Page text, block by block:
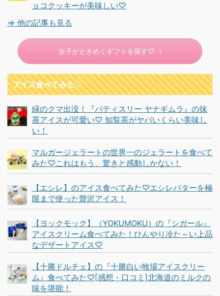
ョコクッキーが美味しい♡
⇒ 他の記事も見る
女子がときめくギフトを探す♡
アイス食べてみた♡
緑のクマ出没！『パティスリー ヤナギムラ』の抹
茶アイスが可愛い♡ 知覧茶がヤバいくらい美味し
い！
マルガージェラートの世界一のジェラートを食べて
みた♡これはもう、驚きと感動しかない！
【エシレ】のアイス食べてみた♡エシレバターを極
限まで使った贅沢アイス！
【ヨックモック】（YOKUMOKU）の『シガール』
アイスクリーム食べてみた！ひんやり冷た～い上品
なデザートアイス♡
【十勝ドルチェ】の『十勝白い牧場アイスクリー
ム』食べてみた♡[感想・口コミ]北海道のミルクの
味を堪能！